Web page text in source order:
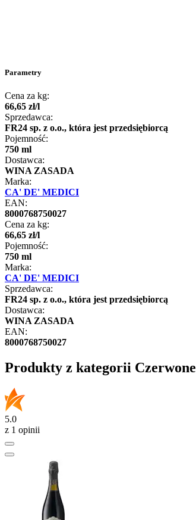
Parametry
Cena za kg:
66,65 zł/l
Sprzedawca:
FR24 sp. z o.o., która jest przedsiębiorcą
Pojemność:
750 ml
Dostawca:
WINA ZASADA
Marka:
CA' DE' MEDICI
EAN:
8000768750027
Cena za kg:
66,65 zł/l
Pojemność:
750 ml
Marka:
CA' DE' MEDICI
Sprzedawca:
FR24 sp. z o.o., która jest przedsiębiorcą
Dostawca:
WINA ZASADA
EAN:
8000768750027
Produkty z kategorii Czerwone
5.0
z 1 opinii